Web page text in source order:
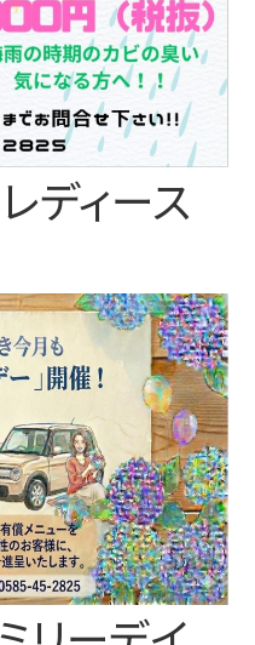
ディース